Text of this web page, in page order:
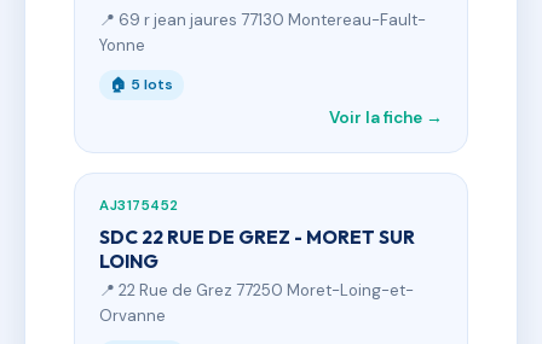
📍 69 r jean jaures 77130 Montereau-Fault-
Yonne
🏠 5 lots
Voir la fiche →
AJ3175452
SDC 22 RUE DE GREZ - MORET SUR
LOING
📍 22 Rue de Grez 77250 Moret-Loing-et-
Orvanne